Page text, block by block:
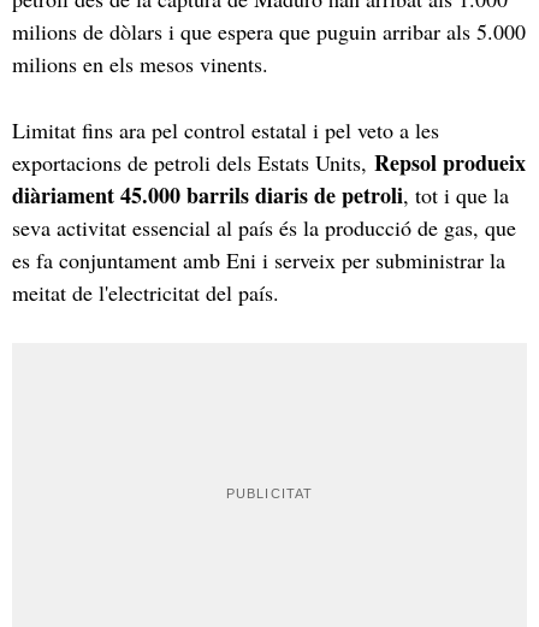
milions de dòlars i que espera que puguin arribar als 5.000
milions en els mesos vinents.
Limitat fins ara pel control estatal i pel veto a les
exportacions de petroli dels Estats Units, Repsol produeix
diàriament 45.000 barrils diaris de petroli, tot i que la
seva activitat essencial al país és la producció de gas, que
es fa conjuntament amb Eni i serveix per subministrar la
meitat de l'electricitat del país.